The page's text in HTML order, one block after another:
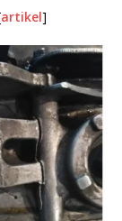
artikel]